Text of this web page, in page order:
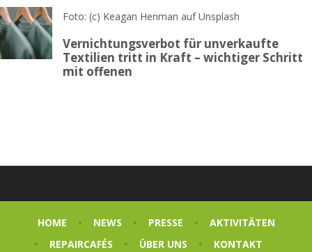
Foto: (c) Keagan Henman auf Unsplash
Vernichtungsverbot für unverkaufte
Textilien tritt in Kraft – wichtiger Schritt
mit offenen
HOME NEWS PRESSE
AKTIVITÄTEN
REPAIRCAFÉS
ÜBER UNS KONTAKT